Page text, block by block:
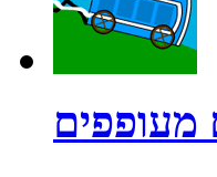
מעופפים